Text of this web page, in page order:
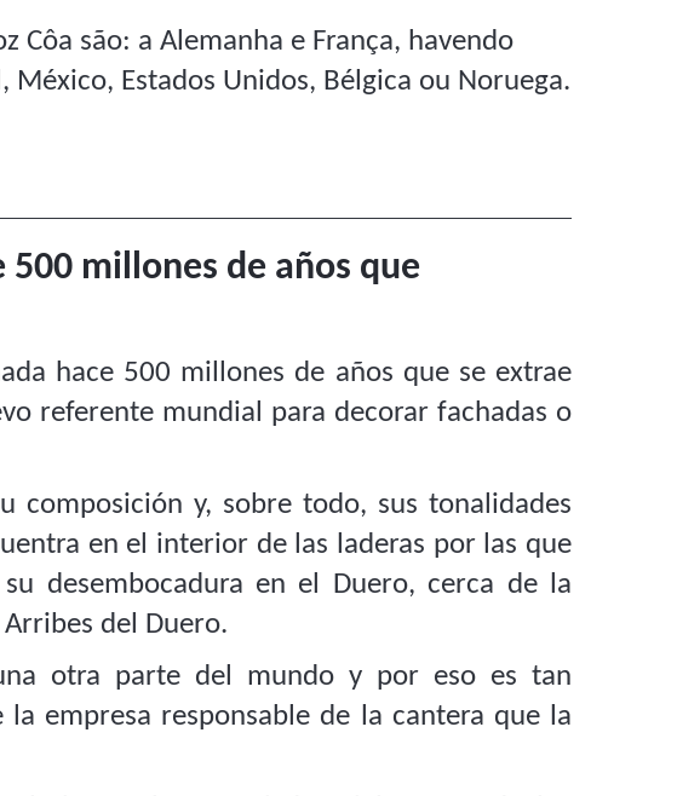
Côa são: a Alemanha e França, havendo
México, Estados Unidos, Bélgica ou Noruega.
millones de años que
hace 500 millones de años que se extrae
referente mundial para decorar fachadas o
composición y, sobre todo, sus tonalidades
en el interior de las laderas por las que
desembocadura en el Duero, cerca de la
del Duero.
otra parte del mundo y por eso es tan
empresa responsable de la cantera que la